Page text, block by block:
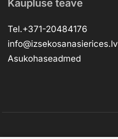
Kaupluse teave
Tel.+371-20484176
info@izsekosanasierices.lv
Asukohaseadmed